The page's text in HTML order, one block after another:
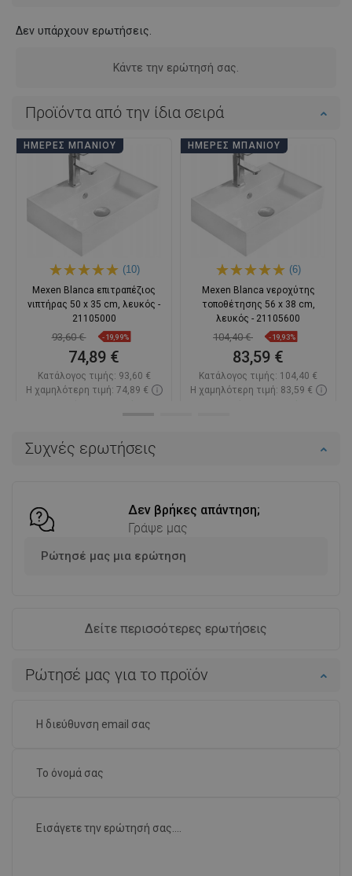
Συχνές ερωτήσεις
Δεν βρήκες απάντηση;
Γράψε μας
Ρώτησέ μας μια ερώτηση
Δείτε περισσότερες ερωτήσεις
Δεν υπάρχουν ερωτήσεις.
Κάντε την ερώτησή σας.
Ρώτησέ μας για το προϊόν
Προϊόντα από την ίδια σειρά
ΗΜΈΡΕΣ ΜΠΆΝΙΟΥ
(10)
Mexen Blanca επιτραπέζιος
νιπτήρας 50 x 35 cm, λευκός -
21105000
93,60 € -19,99%
74,89 €
Κατάλογος τιμής: 93,60 €
Η χαμηλότερη τιμή: 74,89 €
ΗΜΈΡΕΣ ΜΠΆΝΙΟΥ
(6)
Mexen Blanca νεροχύτης
τοποθέτησης 56 x 38 cm,
λευκός - 21105600
104,40 € -19,93%
83,59 €
Κατάλογος τιμής: 104,40 €
Η χαμηλότερη τιμή: 83,59 €